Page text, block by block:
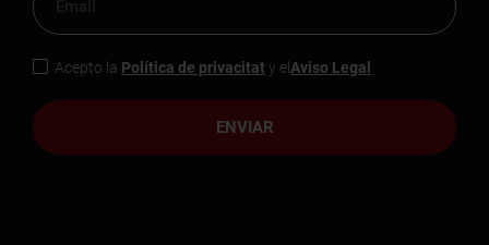
ENVIAR
Acepto la Política de privacitat y el Aviso Legal